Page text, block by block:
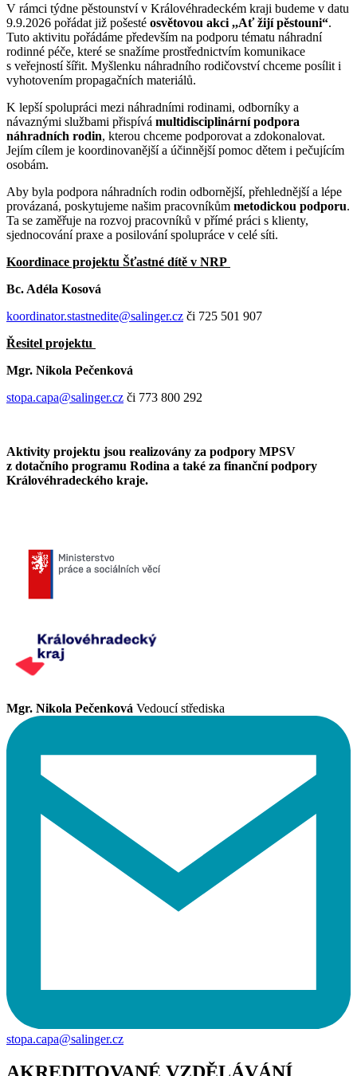
V rámci týdne pěstounství v Královéhradeckém kraji budeme v datu
9.9.2026 pořádat již pošesté osvětovou akci ,,Ať žijí pěstouni“.
Tuto aktivitu pořádáme především na podporu tématu náhradní
rodinné péče, které se snažíme prostřednictvím komunikace
s veřejností šířit. Myšlenku náhradního rodičovství chceme posílit i
vyhotovením propagačních materiálů.
K lepší spolupráci mezi náhradními rodinami, odborníky a
návaznými službami přispívá multidisciplinární podpora
náhradních rodin, kterou chceme podporovat a zdokonalovat.
Jejím cílem je koordinovanější a účinnější pomoc dětem i pečujícím
osobám.
Aby byla podpora náhradních rodin odbornější, přehlednější a lépe
provázaná, poskytujeme našim pracovníkům metodickou podporu.
Ta se zaměřuje na rozvoj pracovníků v přímé práci s klienty,
sjednocování praxe a posilování spolupráce v celé síti.
Koordinace projektu Šťastné dítě v NRP
Bc. Adéla Kosová
koordinator.stastnedite@salinger.cz či 725 501 907
Řesitel projektu
Mgr. Nikola Pečenková
stopa.capa@salinger.cz či 773 800 292
Aktivity projektu jsou realizovány za podpory MPSV
z dotačního programu Rodina a také za finanční podpory
Královéhradeckého kraje.
Mgr. Nikola Pečenková Vedoucí střediska
stopa.capa@salinger.cz